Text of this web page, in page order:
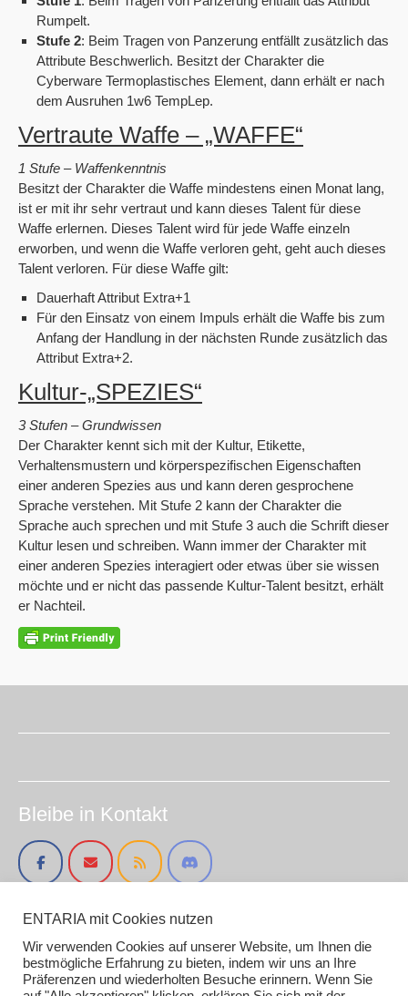
Rumpelt.
Stufe 2: Beim Tragen von Panzerung entfällt zusätzlich das
Attribute Beschwerlich. Besitzt der Charakter die
Cyberware Termoplastisches Element, dann erhält er nach
dem Ausruhen 1w6 TempLep.
Vertraute Waffe – „WAFFE“
1 Stufe – Waffenkenntnis
Besitzt der Charakter die Waffe mindestens einen Monat lang,
ist er mit ihr sehr vertraut und kann dieses Talent für diese
Waffe erlernen. Dieses Talent wird für jede Waffe einzeln
erworben, und wenn die Waffe verloren geht, geht auch dieses
Talent verloren. Für diese Waffe gilt:
Dauerhaft Attribut Extra+1
Für den Einsatz von einem Impuls erhält die Waffe bis zum
Anfang der Handlung in der nächsten Runde zusätzlich das
Attribut Extra+2.
Kultur-„SPEZIES“
3 Stufen – Grundwissen
Der Charakter kennt sich mit der Kultur, Etikette,
Verhaltensmustern und körperspezifischen Eigenschaften
einer anderen Spezies aus und kann deren gesprochene
Sprache verstehen. Mit Stufe 2 kann der Charakter die
Sprache auch sprechen und mit Stufe 3 auch die Schrift dieser
Kultur lesen und schreiben. Wann immer der Charakter mit
einer anderen Spezies interagiert oder etwas über sie wissen
möchte und er nicht das passende Kultur-Talent besitzt, erhält
er Nachteil.
Bleibe in Kontakt
Impressum (smirc.de)
Datenschutz
Gender / AI Grafiken oder Texten
ENTARIA mit Cookies nutzen
Wir verwenden Cookies auf unserer Website, um Ihnen die
bestmögliche Erfahrung zu bieten, indem wir uns an Ihre
Präferenzen und wiederholten Besuche erinnern. Wenn Sie